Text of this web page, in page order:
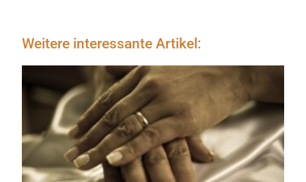
Weitere interessante Artikel: